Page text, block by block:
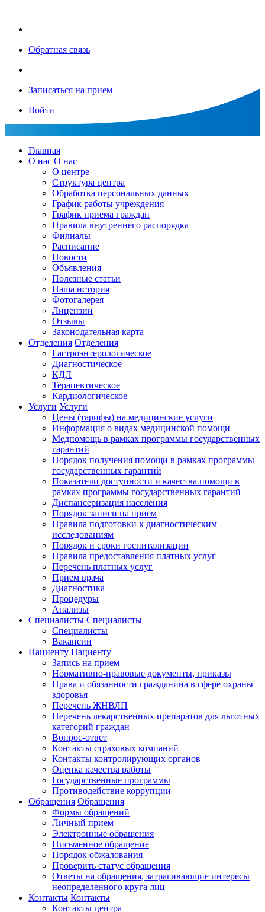
Обратная связь
Записаться на прием
Войти
Главная
О нас О нас
О центре
Структура центра
Обработка персональных данных
График работы учреждения
График приема граждан
Правила внутреннего распорядка
Филиалы
Расписание
Новости
Объявления
Полезные статьи
Наша история
Фотогалерея
Лицензии
Отзывы
Законодательная карта
Отделения Отделения
Гастроэнтерологическое
Диагностическое
КДЛ
Терапевтическое
Кардиологическое
Услуги Услуги
Цены (тарифы) на медицинские услуги
Информация о видах медицинской помощи
Медпомощь в рамках программы государственных
гарантий
Порядок получения помощи в рамках программы
государственных гарантий
Показатели доступности и качества помощи в
рамках программы государственных гарантий
Диспансеризация населения
Порядок записи на прием
Правила подготовки к диагностическим
исследованиям
Порядок и сроки госпитализации
Правила предоставления платных услуг
Перечень платных услуг
Прием врача
Диагностика
Процедуры
Анализы
Специалисты Специалисты
Специалисты
Вакансии
Пациенту Пациенту
Запись на прием
Нормативно-правовые документы, приказы
Права и обязанности гражданина в сфере охраны
здоровья
Перечень ЖНВЛП
Перечень лекарственных препаратов для льготных
категорий граждан
Вопрос-ответ
Контакты страховых компаний
Контакты контролирующих органов
Оценка качества работы
Государственные программы
Противодействие коррупции
Обращения Обращения
Формы обращений
Личный прием
Электронные обращения
Письменное обращение
Порядок обжалования
Проверить статус обращения
Ответы на обращения, затрагивающие интересы
неопределенного круга лиц
Контакты Контакты
Контакты центра